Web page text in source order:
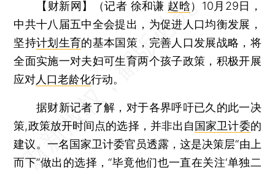
【财新网】（记者 徐和谦 赵晗） 10月29日，
中共十八届五中全会提出，为促进人口均衡发展，
坚持计划生育的基本国策，完善人口发展战略，将
全面实施一对夫妇可生育两个孩子政策，积极开展
应对人口老龄化行动。
据财新记者了解，对于各界呼吁已久的此一决
策,政策放开时间点的选择，并非出自 国家卫计委的
建议。一名国家卫计委官员透露，这是决策层“由上
而下”做出的选择，“毕竟他们也一直在关注‘单独二